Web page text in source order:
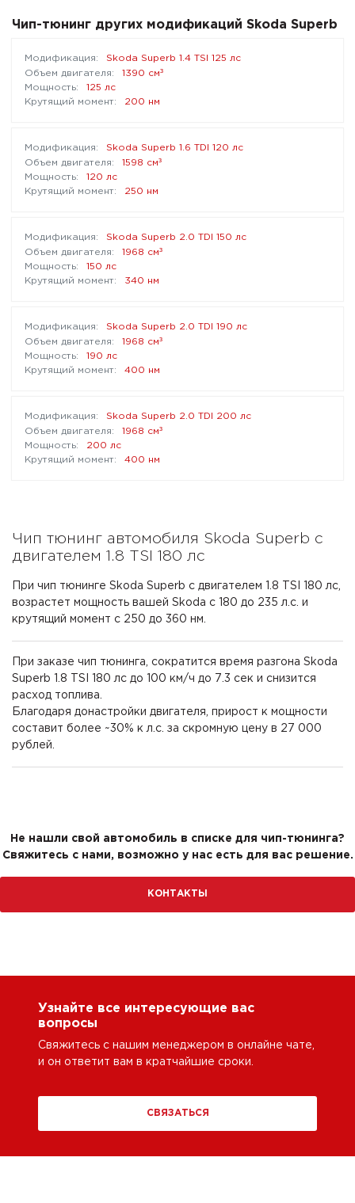
Чип-тюнинг других модификаций Skoda Superb
Skoda Superb 1.4 TSI 125 лс
1390 см³
125 лс
200 нм
Skoda Superb 1.6 TDI 120 лс
1598 см³
120 лс
250 нм
Skoda Superb 2.0 TDI 150 лс
1968 см³
150 лс
340 нм
Skoda Superb 2.0 TDI 190 лс
1968 см³
190 лс
400 нм
Skoda Superb 2.0 TDI 200 лс
1968 см³
200 лс
400 нм
Чип тюнинг автомобиля Skoda Superb с
двигателем 1.8 TSI 180 лс
При чип тюнинге Skoda Superb с двигателем 1.8 TSI 180 лс,
возрастет мощность вашей Skoda с 180 до 235 л.с. и
крутящий момент с 250 до 360 нм.
При заказе чип тюнинга, сократится время разгона Skoda
Superb 1.8 TSI 180 лс до 100 км/ч до 7.3 сек и снизится
расход топлива.
Благодаря донастройки двигателя, прирост к мощности
составит более ~30% к л.с. за скромную цену в 27 000
рублей.
Не нашли свой автомобиль в списке для чип-тюнинга?
Свяжитесь с нами, возможно у нас есть для вас решение.
КОНТАКТЫ
Узнайте все интересующие вас
вопросы
Свяжитесь с нашим менеджером в онлайне чате,
и он ответит вам в кратчайшие сроки.
СВЯЗАТЬСЯ